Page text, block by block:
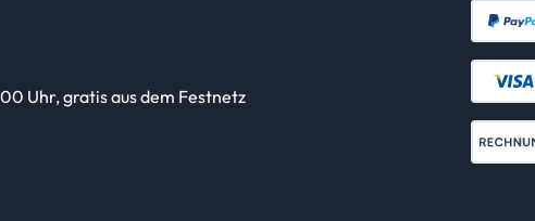
Uhr, gratis aus dem Festnetz